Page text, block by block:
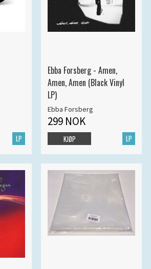
LP
Ebba Forsberg - Amen,
Amen, Amen (Black Vinyl
LP)
Ebba Forsberg
299 NOK
LP
KJØP